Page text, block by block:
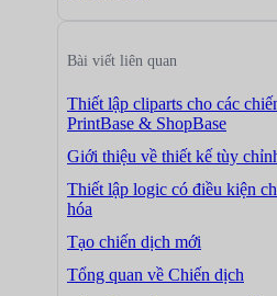
Bài viết liên quan
Thiết lập cliparts cho các
PrintBase & ShopBase
Giới thiệu về thiết kế tùy
Thiết lập logic có điều kiện
hóa
Tạo chiến dịch mới
Tổng quan về Chiến dịch